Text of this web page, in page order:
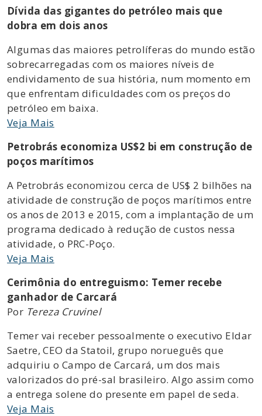
Dívida das gigantes do petróleo mais que
dobra em dois anos
Algumas das maiores petrolíferas do mundo estão
sobrecarregadas com os maiores níveis de
endividamento de sua história, num momento em
que enfrentam dificuldades com os preços do
petróleo em baixa.
Veja Mais
Petrobrás economiza US$2 bi em construção de
poços marítimos
A Petrobrás economizou cerca de US$ 2 bilhões na
atividade de construção de poços marítimos entre
os anos de 2013 e 2015, com a implantação de um
programa dedicado à redução de custos nessa
atividade, o PRC-Poço.
Veja Mais
Cerimônia do entreguismo: Temer recebe
ganhador de Carcará
Por Tereza Cruvinel
Temer vai receber pessoalmente o executivo Eldar
Saetre, CEO da Statoil, grupo norueguês que
adquiriu o Campo de Carcará, um dos mais
valorizados do pré-sal brasileiro. Algo assim como
a entrega solene do presente em papel de seda.
Veja Mais